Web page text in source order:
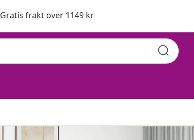
Gratis frakt over 1149 kr